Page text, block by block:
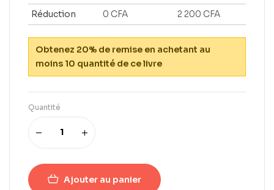
Réduction
0 CFA 2 200 CFA
Obtenez 20% de remise en achetant au
moins 10 quantité de ce livre
Quantité
Ajouter au panier